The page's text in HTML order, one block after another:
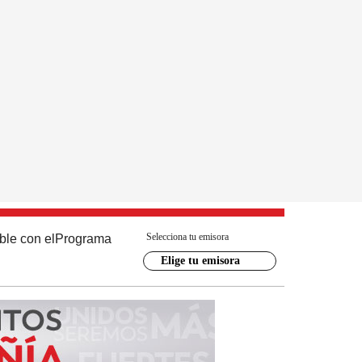
con el Programa Selecciona tu emisora
Elige tu emisora